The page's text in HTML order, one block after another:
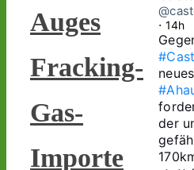
Auges
Fracking-
Gas-
Importe
⋅ 14h
der